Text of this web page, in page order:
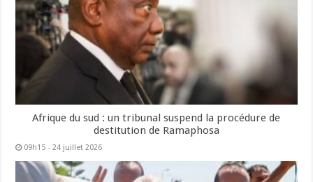
Afrique du sud : un tribunal suspend la procédure de
destitution de Ramaphosa
09h15 - 24 juillet 2026